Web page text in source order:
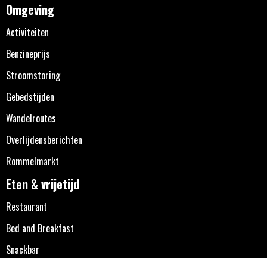
Omgeving
Activiteiten
Benzineprijs
Stroomstoring
Gebedstijden
Wandelroutes
Overlijdensberichten
Rommelmarkt
Eten & vrijetijd
Restaurant
Bed and Breakfast
Snackbar